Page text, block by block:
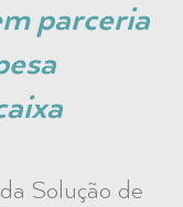
parceria
Solução de